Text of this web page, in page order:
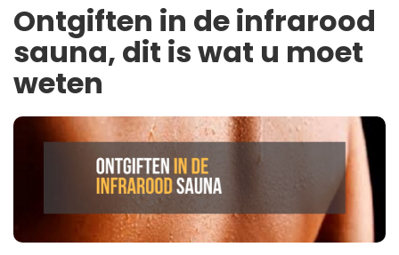
Ontgiften in de infrarood
sauna, dit is wat u moet
weten